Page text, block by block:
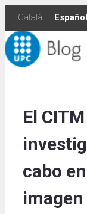
Skip
content
Català Español
El
cabo